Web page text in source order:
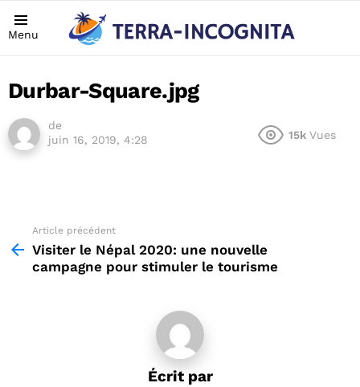
Menu
Durbar-Square.jpg
de
juin 16, 2019, 4:28
15k Vues
more
Article précédent
Visiter le Népal 2020: une nouvelle
campagne pour stimuler le tourisme
Écrit par